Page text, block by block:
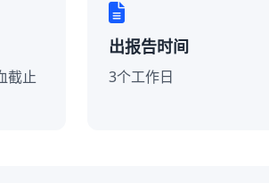
截止
出报告时间
3个工作日